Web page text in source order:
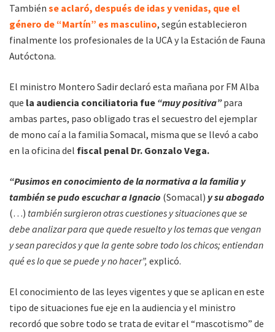
También se aclaró, después de idas y venidas, que el
género de “Martín” es masculino, según establecieron
finalmente los profesionales de la UCA y la Estación de Fauna
Autóctona.
El ministro Montero Sadir declaró esta mañana por FM Alba
que la audiencia conciliatoria fue “muy positiva”para
ambas partes, paso obligado tras el secuestro del ejemplar
de mono caí a la familia Somacal, misma que se llevó a cabo
en la oficina del fiscal penal Dr. Gonzalo Vega.
“Pusimos en conocimiento de la normativa a la familia y
también se pudo escuchar a Ignacio (Somacal) y su abogado
(…) también surgieron otras cuestiones y situaciones que se
debe analizar para que quede resuelto y los temas que vengan
y sean parecidos y que la gente sobre todo los chicos; entiendan
qué es lo que se puede y no hacer”, explicó.
El conocimiento de las leyes vigentes y que se aplican en este
tipo de situaciones fue eje en la audiencia y el ministro
recordó que sobre todo se trata de evitar el “mascotismo” de